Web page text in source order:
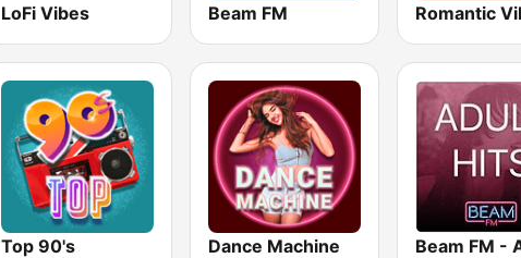
LoFi Vibes Beam FM Romantic
Top 90's Dance Machine